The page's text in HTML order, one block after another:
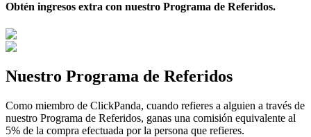
Obtén ingresos extra con nuestro Programa de Referidos.
Nuestro Programa de Referidos
Como miembro de ClickPanda, cuando refieres a alguien a través de
nuestro Programa de Referidos, ganas una comisión equivalente al
5% de la compra efectuada por la persona que refieres.